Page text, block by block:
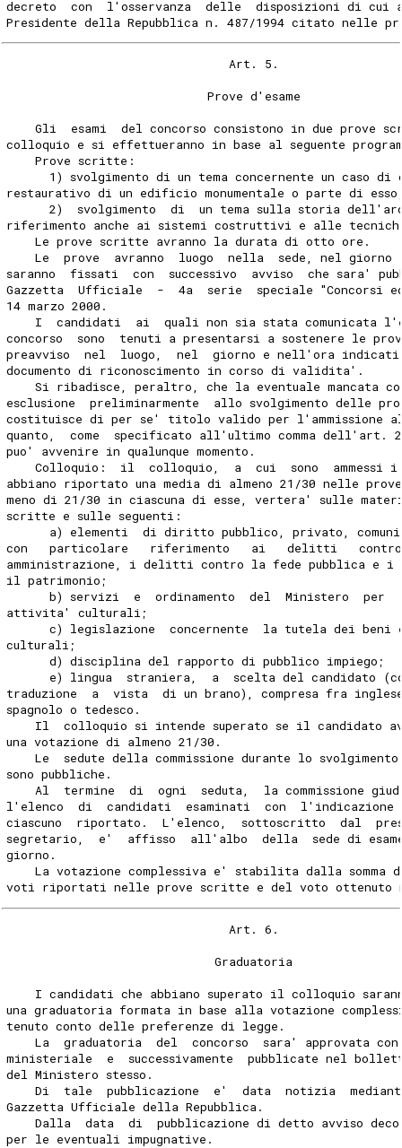
decreto  con  l'osservanza  delle  disposizioni di cui
Presidente della Repubblica n. 487/1994 citato nelle
                               Art. 5.
                            Prove d'esame
Gli  esami  del concorso consistono in due prove
colloquio e si effettueranno in base al seguente
    Prove scritte:
1) svolgimento di un tema concernente un caso di
restaurativo di un edificio monumentale o parte di
2)  svolgimento  di  un tema sulla storia
riferimento anche ai sistemi costruttivi e alle
    Le prove scritte avranno la durata di otto ore.
Le  prove  avranno  luogo  nella  sede, nel giorno
saranno  fissati  con  successivo  avviso  che sara'
Gazzetta  Ufficiale  -  4a  serie  speciale "Concorsi
14 marzo 2000.
I  candidati  ai  quali non sia stata comunicata
concorso  sono  tenuti a presentarsi a sostenere le
preavviso  nel  luogo,  nel  giorno e nell'ora
documento di riconoscimento in corso di validita'.
Si ribadisce, peraltro, che la eventuale mancata
esclusione  preliminarmente  allo svolgimento delle
costituisce di per se' titolo valido per l'ammissione
quanto,  come  specificato all'ultimo comma dell'art.
puo' avvenire in qualunque momento.
Colloquio:  il  colloquio,  a  cui  sono  ammessi
abbiano riportato una media di almeno 21/30 nelle
meno di 21/30 in ciascuna di esse, vertera' sulle
scritte e sulle seguenti:
a) elementi  di diritto pubblico, privato,
con   particolare   riferimento   ai   delitti
amministrazione, i delitti contro la fede pubblica e
il patrimonio;
b) servizi  e  ordinamento  del  Ministero  per
attivita' culturali;
c) legislazione  concernente  la tutela dei beni
culturali;
      d) disciplina del rapporto di pubblico impiego;
e) lingua  straniera,  a  scelta del candidato
traduzione  a  vista  di un brano), compresa fra
spagnolo o tedesco.
Il  colloquio si intende superato se il candidato
una votazione di almeno 21/30.
Le  sedute della commissione durante lo
sono pubbliche.
Al  termine  di  ogni  seduta,  la commissione
l'elenco  di  candidati  esaminati  con  l'indicazione
ciascuno  riportato.  L'elenco,  sottoscritto  dal
segretario,  e'  affisso  all'albo  della  sede di esame
giorno.
La votazione complessiva e' stabilita dalla somma
voti riportati nelle prove scritte e del voto ottenuto
                               Art. 6.
                             Graduatoria
I candidati che abbiano superato il colloquio
una graduatoria formata in base alla votazione
tenuto conto delle preferenze di legge.
La  graduatoria  del  concorso  sara' approvata
ministeriale  e  successivamente  pubblicate nel
del Ministero stesso.
Di  tale  pubblicazione  e'  data  notizia
Gazzetta Ufficiale della Repubblica.
Dalla  data  di  pubblicazione di detto avviso
per le eventuali impugnative.